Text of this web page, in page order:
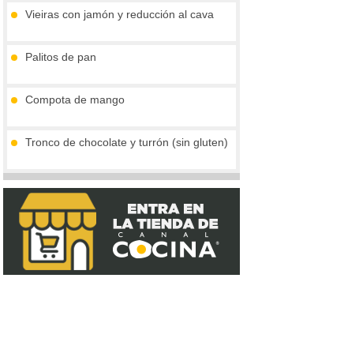
Vieiras con jamón y reducción al cava
Palitos de pan
Compota de mango
Tronco de chocolate y turrón (sin gluten)
Crema de boletus y huevo de codorniz